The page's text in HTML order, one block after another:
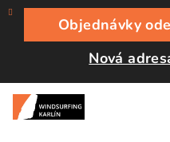
Přejít
obsah
Objednávky
Nová